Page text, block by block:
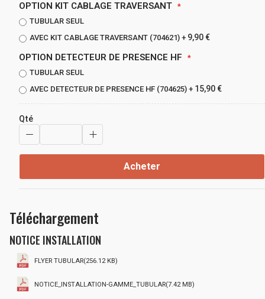
OPTION KIT CABLAGE TRAVERSANT
TUBULAR SEUL
AVEC KIT CABLAGE TRAVERSANT (704621) + 9,90 €
OPTION DETECTEUR DE PRESENCE HF
TUBULAR SEUL
AVEC DETECTEUR DE PRESENCE HF (704625) + 15,90 €
Qté
Acheter
Téléchargement
NOTICE INSTALLATION
FLYER TUBULAR(256.12 KB)
NOTICE_INSTALLATION-GAMME_TUBULAR(7.42 MB)